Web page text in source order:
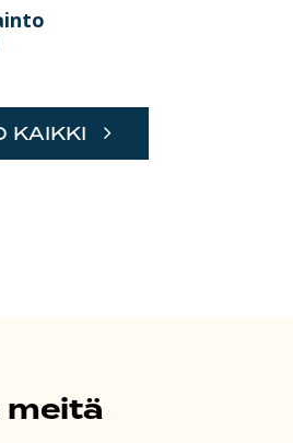
KAIKKI
meitä